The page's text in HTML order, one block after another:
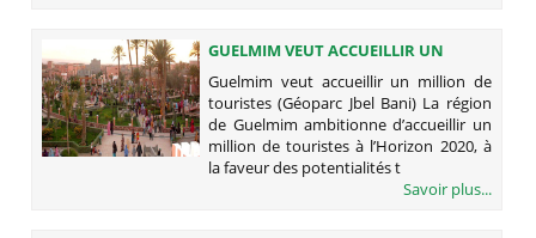
GUELMIM VEUT ACCUEILLIR UN
MILLION DE TOURISTES (GÉOPARC
JBEL BANI)
Guelmim veut accueillir un million de
touristes (Géoparc Jbel Bani) La région
de Guelmim ambitionne d’accueillir un
million de touristes à l’Horizon 2020, à
la faveur des potentialités t
Savoir plus...